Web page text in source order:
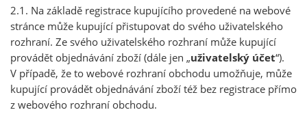
2.1. Na základě registrace kupujícího provedené na webové
stránce může kupující přistupovat do svého uživatelského
rozhraní. Ze svého uživatelského rozhraní může kupující
provádět objednávání zboží (dále jen „uživatelský účet“).
V případě, že to webové rozhraní obchodu umožňuje, může
kupující provádět objednávání zboží též bez registrace přímo
z webového rozhraní obchodu.